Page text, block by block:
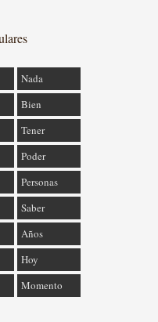
Nada
Bien
Tener
Poder
Personas
Saber
Años
Hoy
Momento